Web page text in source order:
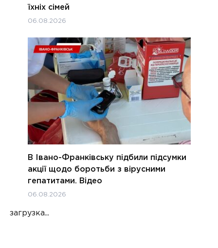
їхніх сімей
06.08.2026
В Івано-Франківську підбили підсумки
акції щодо боротьби з вірусними
гепатитами. Відео
06.08.2026
загрузка...